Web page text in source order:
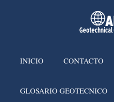
INICIO CONTACTO
GLOSARIO GEOTECNICO